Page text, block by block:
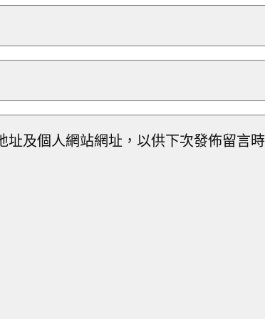
址及個人網站網址，以供下次發佈留言